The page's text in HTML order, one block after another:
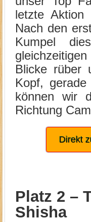
letzte
Nach den
Kumpel
Blicke rüber
Kopf,
können wir
Richtung
Direkt
Platz 2 –
Shisha